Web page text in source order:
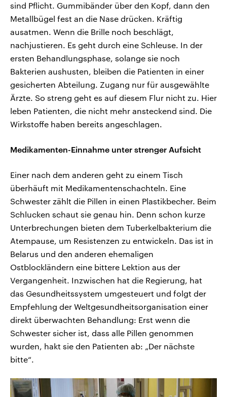
sind Pflicht. Gummibänder über den Kopf, dann den
Metallbügel fest an die Nase drücken. Kräftig
ausatmen. Wenn die Brille noch beschlägt,
nachjustieren. Es geht durch eine Schleuse. In der
ersten Behandlungsphase, solange sie noch
Bakterien aushusten, bleiben die Patienten in einer
gesicherten Abteilung. Zugang nur für ausgewählte
Ärzte. So streng geht es auf diesem Flur nicht zu. Hier
leben Patienten, die nicht mehr ansteckend sind. Die
Wirkstoffe haben bereits angeschlagen.
Medikamenten-Einnahme unter strenger Aufsicht
Einer nach dem anderen geht zu einem Tisch
überhäuft mit Medikamentenschachteln. Eine
Schwester zählt die Pillen in einen Plastikbecher. Beim
Schlucken schaut sie genau hin. Denn schon kurze
Unterbrechungen bieten dem Tuberkelbakterium die
Atempause, um Resistenzen zu entwickeln. Das ist in
Belarus und den anderen ehemaligen
Ostblockländern eine bittere Lektion aus der
Vergangenheit. Inzwischen hat die Regierung, hat
das Gesundheitssystem umgesteuert und folgt der
Empfehlung der Weltgesundheitsorganisation einer
direkt überwachten Behandlung: Erst wenn die
Schwester sicher ist, dass alle Pillen genommen
wurden, hakt sie den Patienten ab: „Der nächste
bitte“.